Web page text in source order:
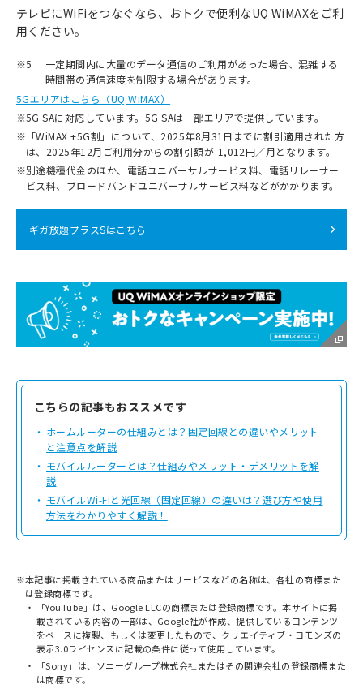
テレビにWiFiをつなぐなら、おトクで便利なUQ WiMAXをご利
用ください。
※5
一定期間内に大量のデータ通信のご利用があった場合、混雑する
時間帯の通信速度を制限する場合があります。
5Gエリアはこちら（UQ WiMAX）
※5G SAに対応しています。5G SAは一部エリアで提供しています。
※ 「WiMAX +5G割」について、2025年8月31日までに割引適用された方
は、2025年12月ご利用分からの割引額が-1,012円／月となります。
※別途機種代金のほか、電話ユニバーサルサービス料、電話リレーサー
ビス料、ブロードバンドユニバーサルサービス料などがかかります。
ギガ放題プラスSはこちら
こちらの記事もおススメです
ホームルーターの仕組みとは？固定回線との違いやメリット
と注意点を解説
モバイルルーターとは？仕組みやメリット・デメリットを解
説
モバイルWi-Fiと光回線（固定回線）の違いは？選び方や使用
方法をわかりやすく解説！
※本記事に掲載されている商品またはサービスなどの名称は、各社の商標また
は登録商標です。
「YouTube」は、Google LLCの商標または登録商標です。本サイトに掲
載されている内容の一部は、Google社が作成、提供しているコンテンツ
をベースに複製、もしくは変更したもので、クリエイティブ・コモンズの
表示3.0ライセンスに記載の条件に従って使用しています。
「Sony」は、ソニーグループ株式会社またはその関連会社の登録商標また
は商標です。